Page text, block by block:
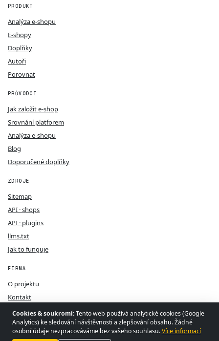
PRODUKT
Analýza e-shopu
E-shopy
Doplňky
Autoři
Porovnat
PRŮVODCI
Jak založit e-shop
Srovnání platforem
Analýza e-shopu
Blog
Doporučené doplňky
ZDROJE
Sitemap
API · shops
API · plugins
llms.txt
Jak to funguje
FIRMA
O projektu
Kontakt
GDPR
Podmínky
Cookies & soukromí:Tento web používá analytické cookies (Google
Analytics) ke sledování návštěvnosti a zlepšování obsahu. Žádné
osobní údaje nezpracováváme bez vašeho souhlasu.Více informací